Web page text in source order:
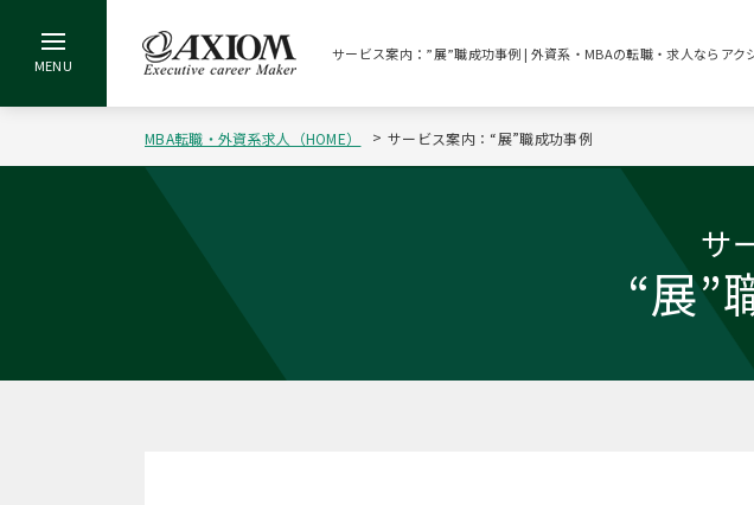
サービス案内：”展”職成功事例 | 外資系・MBAの転職・求人ならアク
MBA転職・外資系求人（HOME） サービス案内：“展”職成功事例
サ
“展”